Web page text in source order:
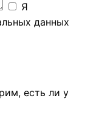
Я
данных
есть ли у